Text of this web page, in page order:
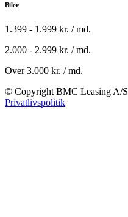
Biler
1.399 - 1.999 kr. / md.
2.000 - 2.999 kr. / md.
Over 3.000 kr. / md.
© Copyright BMC Leasing A/
Privatlivspolitik